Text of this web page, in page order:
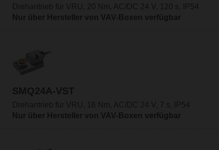
Drehantrieb für VRU, 20 Nm, AC/DC 24 V, 120 s, IP54
Nur über Hersteller von VAV-Boxen verfügbar
SMQ24A-VST
Drehantrieb für VRU, 16 Nm, AC/DC 24 V, 7 s, IP54
Nur über Hersteller von VAV-Boxen verfügbar